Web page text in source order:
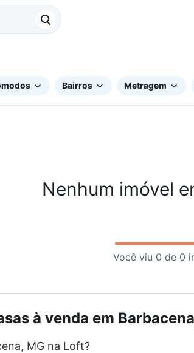
Bairros Metragem
Nenhum imóvel
Você viu 0 de 0
à venda em
MG na Loft?